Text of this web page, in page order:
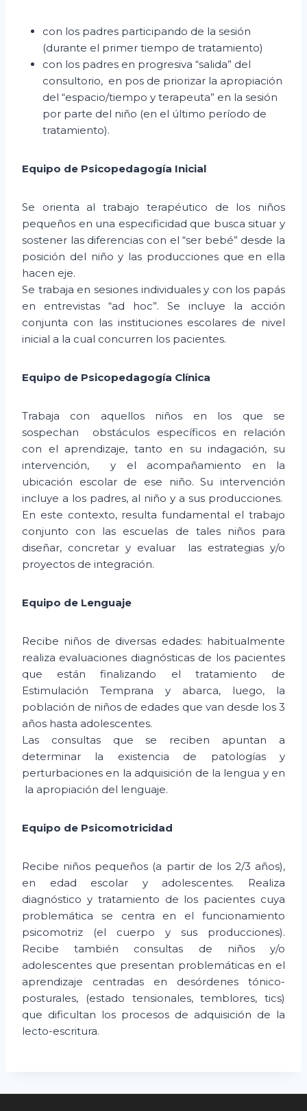
con los padres participando de la sesión
(durante el primer tiempo de tratamiento)
con los padres en progresiva “salida” del
consultorio, en pos de priorizar la apropiación
del “espacio/tiempo y terapeuta” en la sesión
por parte del niño (en el último período de
tratamiento).
Equipo de Psicopedagogía Inicial
Se orienta al trabajo terapéutico de los niños
pequeños en una especificidad que busca situar y
sostener las diferencias con el “ser bebé” desde la
posición del niño y las producciones que en ella
hacen eje.
Se trabaja en sesiones individuales y con los papás
en entrevistas “ad hoc”. Se incluye la acción
conjunta con las instituciones escolares de nivel
inicial a la cual concurren los pacientes.
Equipo de Psicopedagogía Clínica
Trabaja con aquellos niños en los que se
sospechan obstáculos específicos en relación
con el aprendizaje, tanto en su indagación, su
intervención, y el acompañamiento en la
ubicación escolar de ese niño. Su intervención
incluye a los padres, al niño y a sus producciones.
En este contexto, resulta fundamental el trabajo
conjunto con las escuelas de tales niños para
diseñar, concretar y evaluar las estrategias y/o
proyectos de integración.
Equipo de Lenguaje
Recibe niños de diversas edades: habitualmente
realiza evaluaciones diagnósticas de los pacientes
que están finalizando el tratamiento de
Estimulación Temprana y abarca, luego, la
población de niños de edades que van desde los 3
años hasta adolescentes.
Las consultas que se reciben apuntan a
determinar la existencia de patologías y
perturbaciones en la adquisición de la lengua y en
la apropiación del lenguaje.
Equipo de Psicomotricidad
Recibe niños pequeños (a partir de los 2/3 años),
en edad escolar y adolescentes. Realiza
diagnóstico y tratamiento de los pacientes cuya
problemática se centra en el funcionamiento
psicomotriz (el cuerpo y sus producciones).
Recibe también consultas de niños y/o
adolescentes que presentan problemáticas en el
aprendizaje centradas en desórdenes tónico-
posturales, (estado tensionales, temblores, tics)
que dificultan los procesos de adquisición de la
lecto-escritura.